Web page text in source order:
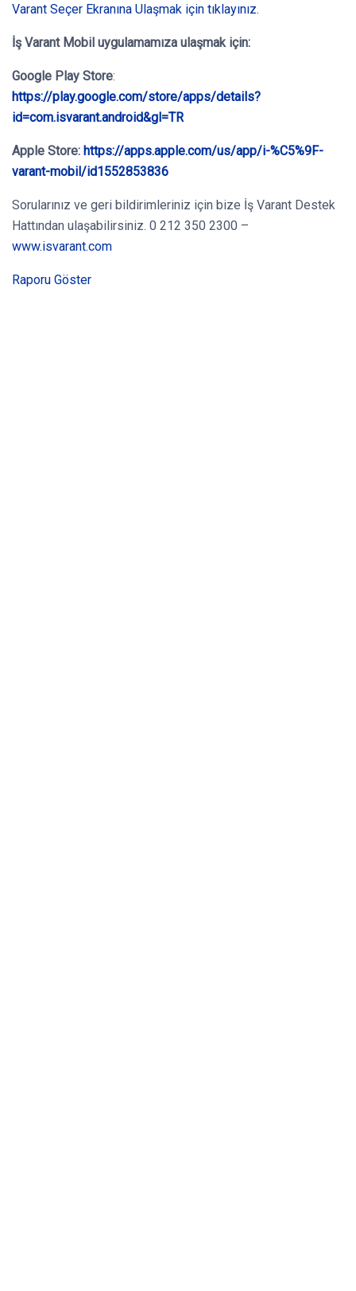
Varant Seçer Ekranına Ulaşmak için tıklayınız.
İş Varant Mobil uygulamamıza ulaşmak için:
Google Play Store:
https://play.google.com/store/apps/details?
id=com.isvarant.android&gl=TR
Apple Store: https://apps.apple.com/us/app/i-%C5%9F-
varant-mobil/id1552853836
Sorularınız ve geri bildirimleriniz için bize İş Varant Destek
Hattından ulaşabilirsiniz. 0 212 350 2300 –
www.isvarant.com
Raporu Göster